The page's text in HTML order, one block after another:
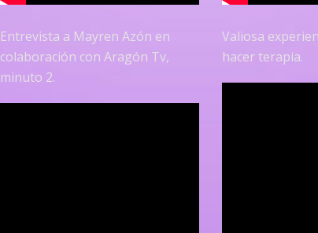
Entrevista a Mayren Azón en
colaboración con Aragón Tv,
minuto 2.
Valiosa
hacer terapia.